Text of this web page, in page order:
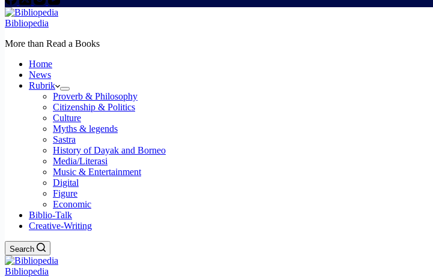
Bibliopedia
More than Read a Books
Home
News
Rubrik
Proverb & Philosophy
Citizenship & Politics
Culture
Myths & legends
Sastra
History of Dayak and Borneo
Media/Literasi
Music & Entertainment
Digital
Figure
Economic
Biblio-Talk
Creative-Writing
Search
Bibliopedia